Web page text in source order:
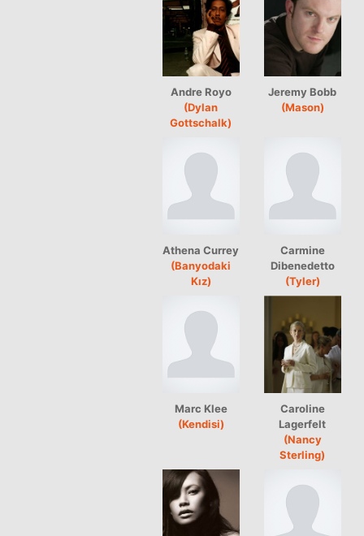
Andre Royo
(Dylan
Gottschalk)
Jeremy Bobb
(Mason)
Athena Currey
(Banyodaki
Kız)
Carmine
Dibenedetto
(Tyler)
Marc Klee
(Kendisi)
Caroline
Lagerfelt
(Nancy
Sterling)